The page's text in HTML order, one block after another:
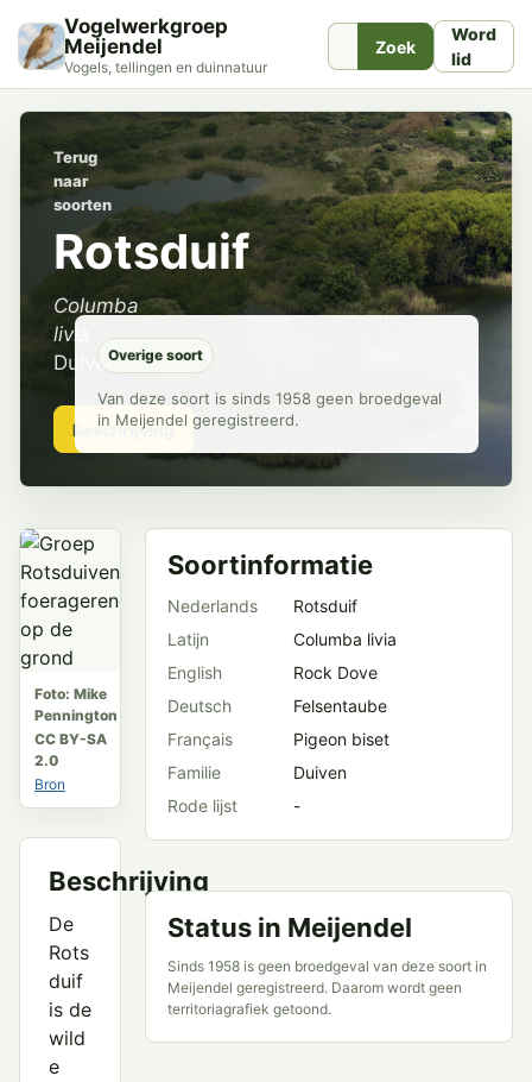
Vogelwerkgroep
Meijendel
Vogels, tellingen en duinnatuur
Zoek
Word
lid
Terug
naar
soorten
Rotsduif
Columba
livia
Duiven
Beschrijving
Overige soort
Van deze soort is sinds 1958 geen broedgeval
in Meijendel geregistreerd.
Foto: Mike
Pennington
CC BY-SA
2.0
Bron
Beschrijving
De
Rots
duif
is de
wild
e
Soortinformatie
Nederlands
Rotsduif
Latijn
Columba livia
English
Rock Dove
Deutsch
Felsentaube
Français
Pigeon biset
Familie
Duiven
Rode lijst
-
Status in Meijendel
Sinds 1958 is geen broedgeval van deze soort in
Meijendel geregistreerd. Daarom wordt geen
territoriagrafiek getoond.